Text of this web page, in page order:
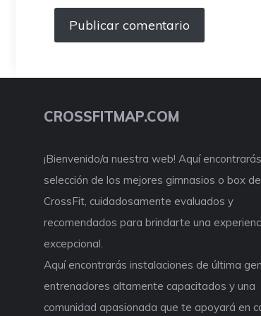
CROSSFITMAP.COM
¡Bienvenido/a nuestra web! Aquí
selección de los mejores gimnasios o box de
CrossFit, cuidadosamente evaluados y
recomendados para brindarte una
excepcional.
Aquí encontrarás instalaciones de última
entrenadores altamente capacitados y una
comunidad apasionada que te apoyará en